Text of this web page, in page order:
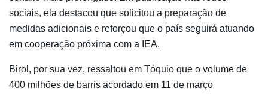
sociais, ela destacou que solicitou a preparação de
medidas adicionais e reforçou que o país seguirá atuando
em cooperação próxima com a IEA.
Birol, por sua vez, ressaltou em Tóquio que o volume de
400 milhões de barris acordado em 11 de março